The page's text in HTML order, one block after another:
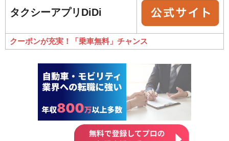
タクシーアプリDiDi
クーポンが充実！「乗車無料」チャンス